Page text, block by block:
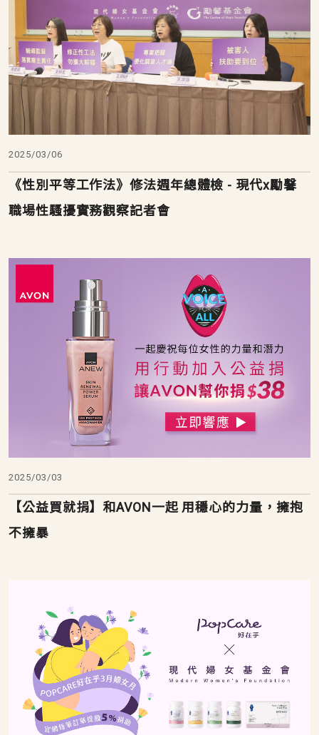
2025/03/06
《性別平等工作法》修法週年總體檢 - 現代x勵馨
職場性騷擾實務觀察記者會
2025/03/03
【公益買就捐】和AVON一起 用穩心的力量，擁抱
不擁暴